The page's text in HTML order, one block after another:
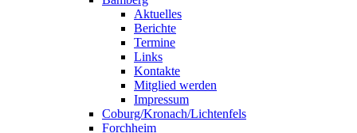
Aktuelles
Berichte
Termine
Links
Kontakte
Mitglied werden
Impressum
Coburg/Kronach/Lichtenfels
Forchheim